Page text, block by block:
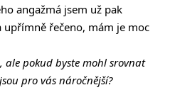
angažmá jsem už pak
řečeno, mám je moc
pokud byste mohl srovnat
pro vás náročnější?